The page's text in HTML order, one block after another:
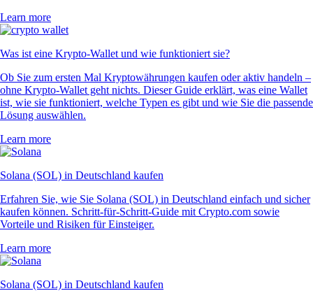
Learn more
Was ist eine Krypto-Wallet und wie funktioniert sie?
Ob Sie zum ersten Mal Kryptowährungen kaufen oder aktiv handeln –
ohne Krypto-Wallet geht nichts. Dieser Guide erklärt, was eine Wallet
ist, wie sie funktioniert, welche Typen es gibt und wie Sie die passende
Lösung auswählen.
Learn more
Solana (SOL) in Deutschland kaufen
Erfahren Sie, wie Sie Solana (SOL) in Deutschland einfach und sicher
kaufen können. Schritt-für-Schritt-Guide mit Crypto.com sowie
Vorteile und Risiken für Einsteiger.
Learn more
Solana (SOL) in Deutschland kaufen